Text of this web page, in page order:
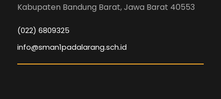
Kabupaten Bandung Barat, Jawa Barat 40553
(022) 6809325
info@sman1padalarang.sch.id